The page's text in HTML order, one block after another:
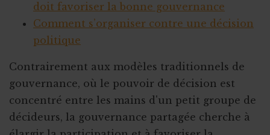
doit favoriser la bonne gouvernance
Comment s’organiser contre une décision
politique
Contrairement aux modèles traditionnels de
gouvernance, où le pouvoir de décision est
concentré entre les mains d'un petit groupe de
décideurs, la gouvernance partagée cherche à